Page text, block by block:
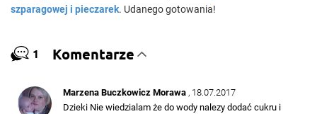
szparagowej i pieczarek. Udanego gotowania!
1 Komentarze
Marzena Buczkowicz Morawa , 18.07.2017
Dzieki Nie wiedzialam że do wody nalezy dodać cukru i